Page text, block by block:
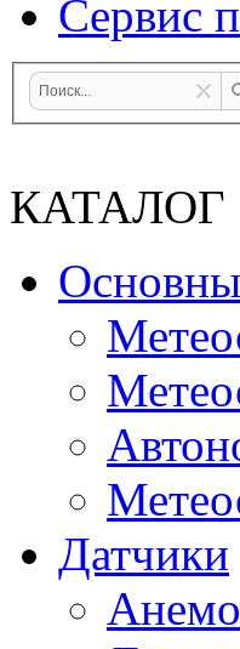
Сервис
КАТАЛОГ
Датчики